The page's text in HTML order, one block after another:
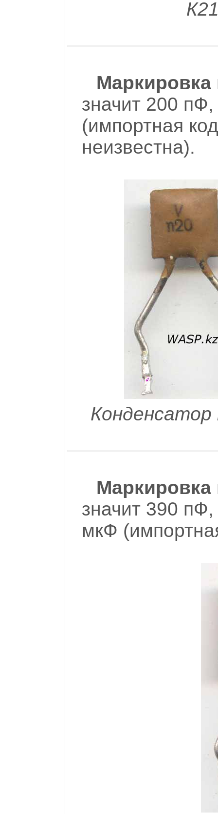
Маркировка
значит 200
(импортная
неизвестна).
Конденсатор
Маркировка
значит 390
мкФ